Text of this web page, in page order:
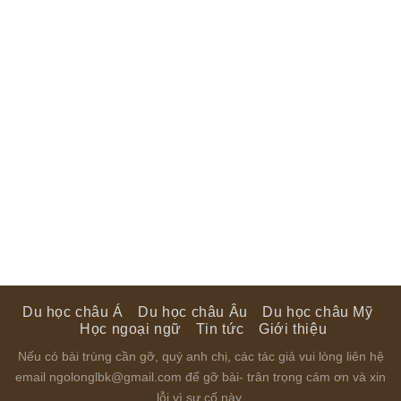
Du học châu Á Du học châu Âu
Du học châu Mỹ
Học ngoại ngữ
Tin tức Giới thiệu
Nếu có bài trùng cần gỡ, quý anh chị, các tác giả vui lòng liên hệ
email ngolonglbk@gmail.com để gỡ bài- trân trọng cám ơn và xin
lỗi vì sự cố này.